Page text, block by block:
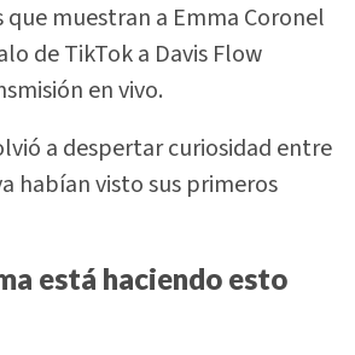
que muestran a Emma Coronel
de TikTok a Davis Flow
en vivo.
a despertar curiosidad entre
habían visto sus primeros
está haciendo esto